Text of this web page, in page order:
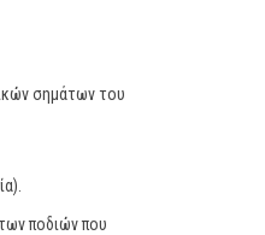
σημάτων του
ποδιών που